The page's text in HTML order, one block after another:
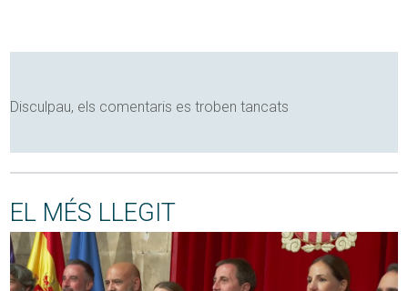
Disculpau, els comentaris es troben tancats
EL MÉS LLEGIT